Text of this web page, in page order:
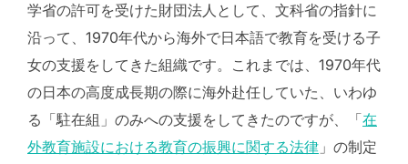
学省の許可を受けた財団法人として、文科省の指針に
沿って、1970年代から海外で日本語で教育を受ける子
女の支援をしてきた組織です。これまでは、1970年代
の日本の高度成長期の際に海外赴任していた、いわゆ
る「駐在組」のみへの支援をしてきたのですが、「在
外教育施設における教育の振興に関する法律 」の制定